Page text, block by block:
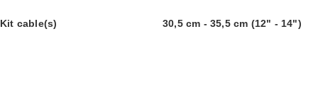
Kit cable(s) 30,5 cm - 35,5 cm (12" - 14")